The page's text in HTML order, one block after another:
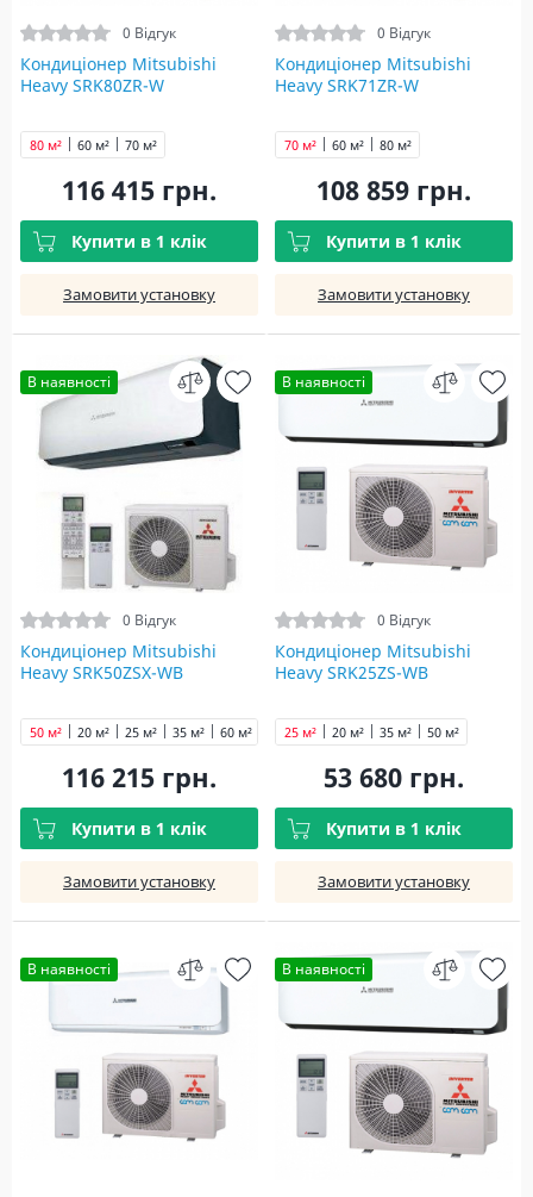
0 Відгук
Кондиціонер Mitsubishi
Heavy SRK80ZR-W
60 м² 70 м²
80 м²
116 415 грн.
Купити в 1 клік
Замовити установку
0 Відгук
Кондиціонер Mitsubishi
Heavy SRK71ZR-W
60 м²
70 м² 80 м²
108 859 грн.
Купити в 1 клік
Замовити установку
В наявності
0 Відгук
Кондиціонер Mitsubishi
Heavy SRK50ZSX-WB
20 м² 25 м² 35 м²
50 м² 60 м²
116 215 грн.
Купити в 1 клік
Замовити установку
В наявності
0 Відгук
Кондиціонер Mitsubishi
Heavy SRK25ZS-WB
20 м²
25 м² 35 м² 50 м²
53 680 грн.
Купити в 1 клік
Замовити установку
В наявності В наявності